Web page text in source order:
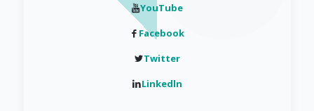
YouTube
Facebook
Twitter
Linkedln